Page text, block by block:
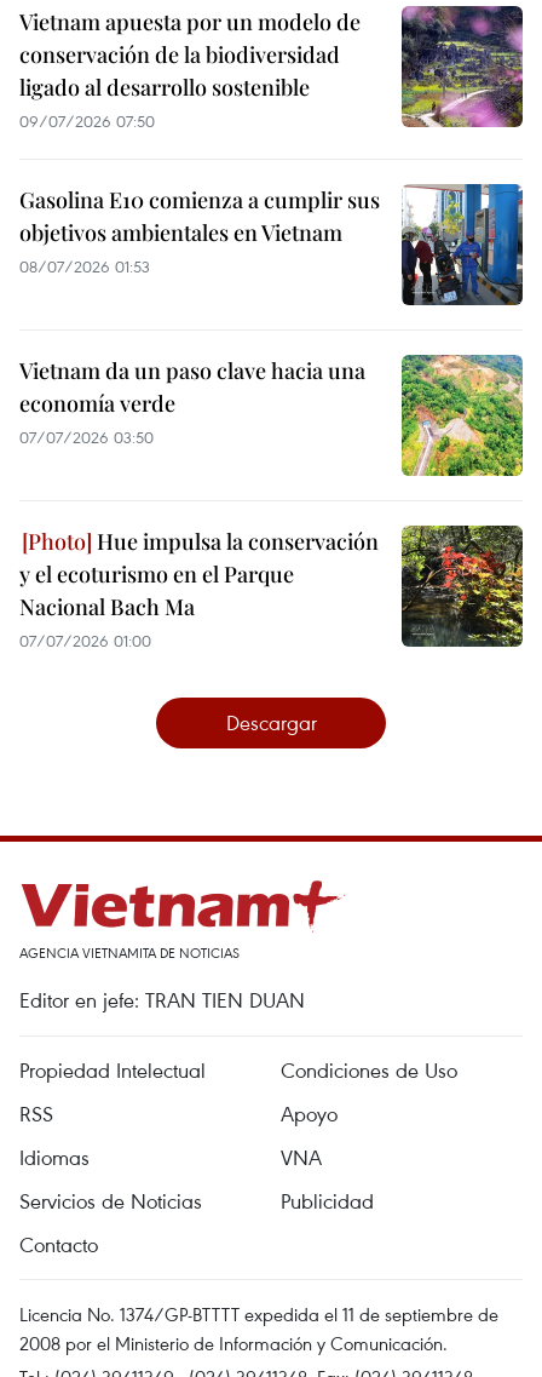
Vietnam apuesta por un modelo de
conservación de la biodiversidad
ligado al desarrollo sostenible
09/07/2026 07:50
Gasolina E10 comienza a cumplir sus
objetivos ambientales en Vietnam
08/07/2026 01:53
Vietnam da un paso clave hacia una
economía verde
07/07/2026 03:50
Hue impulsa la conservación
y el ecoturismo en el Parque
Nacional Bach Ma
07/07/2026 01:00
Descargar
AGENCIA VIETNAMITA DE NOTICIAS
Editor en jefe: TRAN TIEN DUAN
Propiedad Intelectual
Condiciones de Uso
RSS
Apoyo
Idiomas
VNA
Servicios de Noticias
Publicidad
Contacto
Licencia No. 1374/GP-BTTTT expedida el 11 de septiembre de
2008 por el Ministerio de Información y Comunicación.